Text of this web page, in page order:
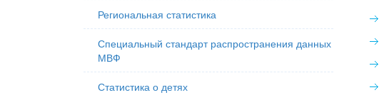
Региональная статистика
Специальный стандарт распространения данных
МВФ
Статистика о детях